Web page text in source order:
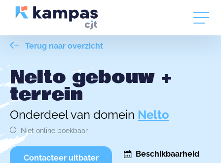
Terug naar overzicht
Nelto gebouw +
terrein
Onderdeel van domein Nelto
Niet online boekbaar
Contacteer uitbater Beschikbaarheid